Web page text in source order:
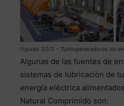
Figuras 1/2/3 – Turbogeneradores de
Algunas de las fuentes de
sistemas de lubricación de
energía eléctrica
Natural Comprimido son: